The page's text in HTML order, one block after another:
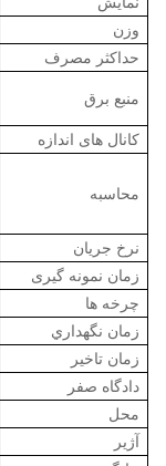
وزن
حداکثر مصرف
منبع برق
کانال های اندازه
محاسبه
نرخ جریان
زمان نمونه گیری
چرخه ها
زمان نگهداري
زمان تاخیر
دادگاه صفر
محل
آژیر